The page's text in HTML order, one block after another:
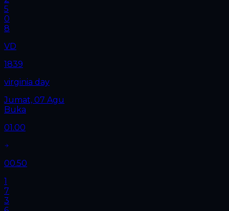
5
0
8
VD
1839
virginia day
Jumat, 07 Agu
Buka
01.00
00.50
1
7
3